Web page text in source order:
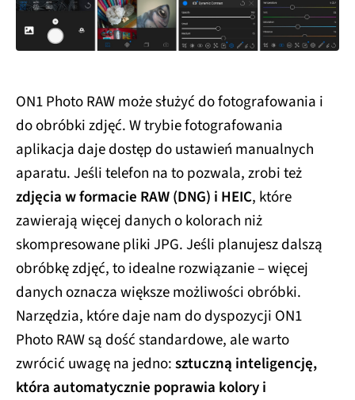
ON1 Photo RAW może służyć do fotografowania i
do obróbki zdjęć. W trybie fotografowania
aplikacja daje dostęp do ustawień manualnych
aparatu. Jeśli telefon na to pozwala, zrobi też
zdjęcia w formacie RAW (DNG) i HEIC, które
zawierają więcej danych o kolorach niż
skompresowane pliki JPG. Jeśli planujesz dalszą
obróbkę zdjęć, to idealne rozwiązanie – więcej
danych oznacza większe możliwości obróbki.
Narzędzia, które daje nam do dyspozycji ON1
Photo RAW są dość standardowe, ale warto
zwrócić uwagę na jedno:sztuczną inteligencję,
która automatycznie poprawia kolory i